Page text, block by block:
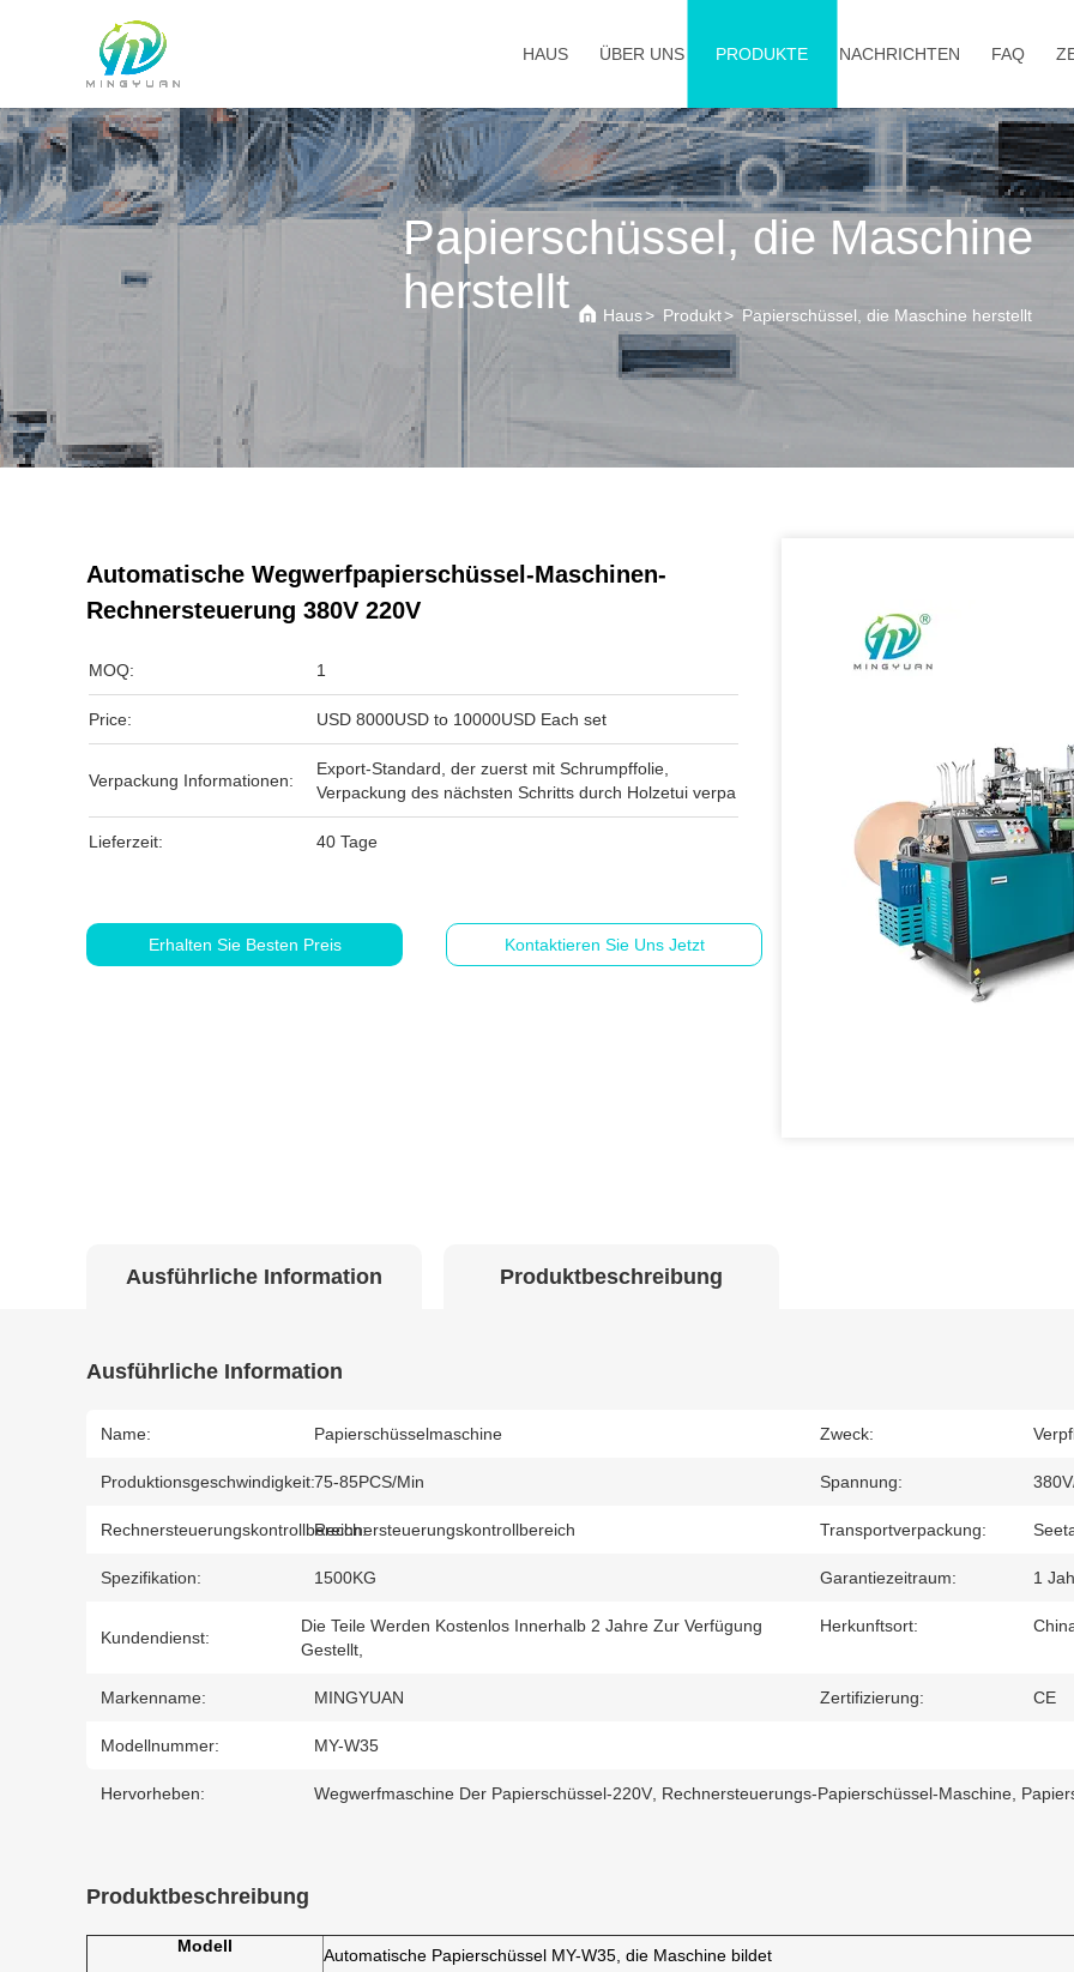
HAUS ÜBER UNS PRODUKTE NACHRICHTEN FAQ
Papierschüssel, die Maschine
herstellt
Haus> Produkt> Papierschüssel, die Maschine herstellt
Automatische Wegwerfpapierschüssel-Maschinen-
Rechnersteuerung 380V 220V
MOQ: 1
Price: USD 8000USD to 10000USD Each set
Verpackung Informationen:
Export-Standard, der zuerst mit Schrumpffolie,
Verpackung des nächsten Schritts durch Holzetui verpa
Lieferzeit: 40 Tage
Erhalten Sie Besten Preis Kontaktieren Sie Uns Jetzt
Ausführliche Information Produktbeschreibung
Ausführliche Information
Name: Papierschüsselmaschine Zweck:
Produktionsgeschwindigkeit:75-85PCS/Min Spannung:
Rechnersteuerungskontrollbereich:Rechnersteuerungskontrollbereich Transportverpackung:
Spezifikation: 1500KG Garantiezeitraum: 1
Kundendienst:
Die Teile Werden Kostenlos Innerhalb 2 Jahre Zur Verfügung
Gestellt,
Herkunftsort:
Markenname: MINGYUAN Zertifizierung: CE
Modellnummer: MY-W35
Hervorheben: Wegwerfmaschine Der Papierschüssel-220V Rechnersteuerungs-Papierschüssel-Maschine
Produktbeschreibung
Modell
Automatische Papierschüssel MY-W35, die Maschine bildet